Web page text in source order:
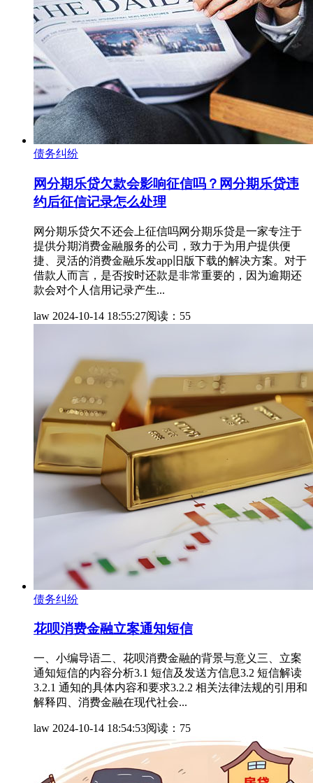
债务纠纷
网分期乐贷欠款会影响征信吗？网分期乐贷违
约后征信记录怎么处理
网分期乐贷欠不还会上征信吗网分期乐贷是一家专注于
提供分期消费金融服务的公司，致力于为用户提供便
捷、灵活的消费金融乐发app旧版下载的解决方案。对于
借款人而言，是否按时还款是非常重要的，因为逾期还
款会对个人信用记录产生...
law 2024-10-14 18:55:27阅读：55
债务纠纷
花呗消费金融立案通知短信
一、小编导语二、花呗消费金融的背景与意义三、立案
通知短信的内容分析3.1 短信及发送方信息3.2 短信解读
3.2.1 通知的具体内容和要求3.2.2 相关法律法规的引用和
解释四、消费金融在现代社会...
law 2024-10-14 18:54:53阅读：75